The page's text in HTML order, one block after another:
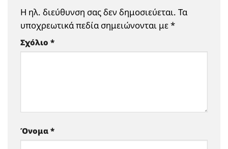
Η ηλ. διεύθυνση σας δεν δημοσιεύεται. Τα
υποχρεωτικά πεδία σημειώνονται με*
Σχόλιο *
Όνομα *